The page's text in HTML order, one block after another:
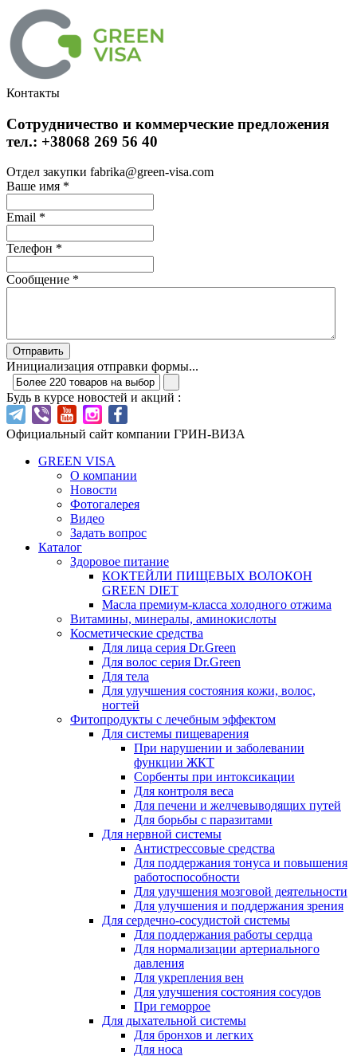
Контакты
Сотрудничество и коммерческие предложения
тел.: +38068 269 56 40
Отдел закупки fabrika@green-visa.com
Ваше имя *
Email *
Телефон *
Сообщение *
Отправить
Инициализация отправки формы...
Будь в курсе новостей и акций :
Официальный сайт компании ГРИН-ВИЗА
GREEN VISA
О компании
Новости
Фотогалерея
Видео
Задать вопрос
Каталог
Здоровое питание
КОКТЕЙЛИ ПИЩЕВЫХ ВОЛОКОН
GREEN DIET
Масла премиум-класса холодного отжима
Витамины, минералы, аминокислоты
Косметические средства
Для лица серия Dr.Green
Для волос серия Dr.Green
Для тела
Для улучшения состояния кожи, волос,
ногтей
Фитопродукты с лечебным эффектом
Для системы пищеварения
При нарушении и заболевании
функции ЖКТ
Сорбенты при интоксикации
Для контроля веса
Для печени и желчевыводящих путей
Для борьбы с паразитами
Для нервной системы
Антистрессовые средства
Для поддержания тонуса и повышения
работоспособности
Для улучшения мозговой деятельности
Для улучшения и поддержания зрения
Для сердечно-сосудистой системы
Для поддержания работы сердца
Для нормализации артериального
давления
Для укрепления вен
Для улучшения состояния сосудов
При геморрое
Для дыхательной системы
Для бронхов и легких
Для носа